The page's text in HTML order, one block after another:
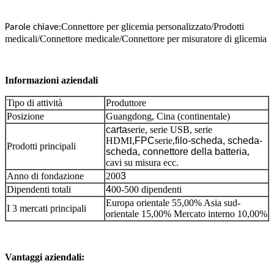
Parole chiave:Connettore per glicemia personalizzato/Prodotti
medicali/Connettore medicale/Connettore per misuratore di glicemia
Informazioni aziendali
Tipo di attività
Produttore
Posizione
Guangdong, Cina (continentale)
Prodotti principali
cartaserie, serie USB, serie
HDMI,FPCserie,filo-scheda, scheda-
scheda, connettore della batteria,
cavi su misura ecc.
Anno di fondazione
2003
Dipendenti totali
400-500 dipendenti
I 3 mercati principali
Europa orientale 55,00% Asia sud-
orientale 15,00% Mercato interno 10,00%
Vantaggi aziendali: